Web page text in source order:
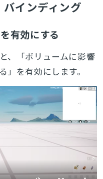
インディング
有効にする
、「ボリュームに影響
」を有効にします。